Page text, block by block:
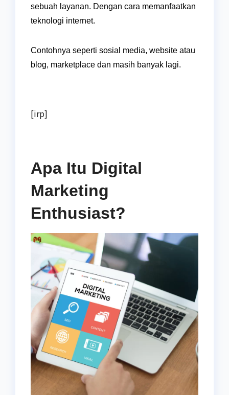
sebuah layanan. Dengan cara memanfaatkan
teknologi internet.
Contohnya seperti sosial media, website atau
blog, marketplace dan masih banyak lagi.
[irp]
Apa Itu Digital
Marketing
Enthusiast?